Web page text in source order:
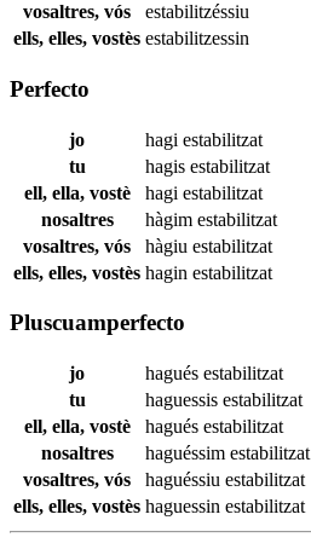
vosaltres, vós
estabilitzéssiu
ells, elles, vostès estabilitzessin
Perfecto
jo hagi estabilitzat
tu
hagis estabilitzat
ell, ella, vostè
hagi estabilitzat
nosaltres
hàgim estabilitzat
vosaltres, vós
hàgiu estabilitzat
ells, elles, vostès hagin estabilitzat
Pluscuamperfecto
jo hagués estabilitzat
tu
haguessis estabilitzat
ell, ella, vostè
hagués estabilitzat
nosaltres
haguéssim estabilitzat
vosaltres, vós
haguéssiu estabilitzat
ells, elles, vostès haguessin estabilitzat